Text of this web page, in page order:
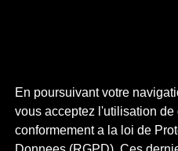
En poursuivant votre
vous acceptez l'utilisation de
conformement a la loi de